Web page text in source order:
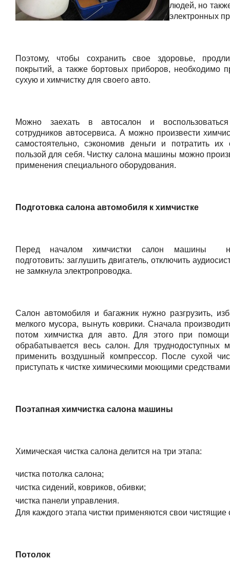
людей, но
электронных
Поэтому, чтобы сохранить свое здоровье,
покрытий, а также бортовых приборов, необходимо
сухую и химчистку для своего авто.
Можно заехать в автосалон и
сотрудников автосервиса. А можно произвести
самостоятельно, сэкономив деньги и потратить
пользой для себя. Чистку салона машины можно
применения специального оборудования.
Подготовка салона автомобиля к химчистке
Перед началом химчистки салон машины
подготовить: заглушить двигатель, отключить
не замкнула электропроводка.
Салон автомобиля и багажник нужно разгрузить,
мелкого мусора, вынуть коврики. Сначала
потом химчистка для авто. Для этого при
обрабатывается весь салон. Для труднодоступных
применить воздушный компрессор. После сухой
приступать к чистке химическими моющими
Поэтапная химчистка салона машины
Химическая чистка салона делится на три этапа:
чистка потолка салона;
чистка сидений, ковриков, обивки;
чистка панели управления.
Для каждого этапа чистки применяются свои чистящие
Потолок